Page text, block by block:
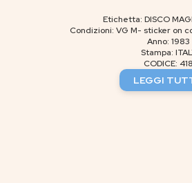
Etichetta: DISCO
Condizioni: VG M- sticker on
Anno: 1983
Stampa:
CODICE: 418
LEGGI